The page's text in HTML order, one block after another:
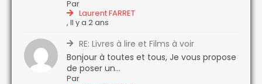
Par
Laurent FARRET
,Il y a 2 ans
RE: Livres à lire et Films à voir
Bonjour à toutes et tous, Je vous propose
de poser un...
Par